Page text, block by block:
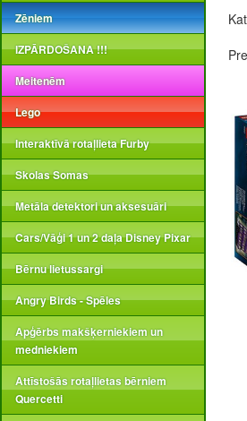
Zēniem
IZPĀRDOŠANA !!!
Meitenēm
Lego
Interaktīvā rotaļlieta Furby
Skolas Somas
Metāla detektori un aksesuāri
Cars/Vāģi 1 un 2 daļa Disney Pixar
Bērnu lietussargi
Angry Birds - Spēles
Apģērbs makšķerniekiem un
medniekiem
Attīstošās rotaļlietas bērniem
Quercetti